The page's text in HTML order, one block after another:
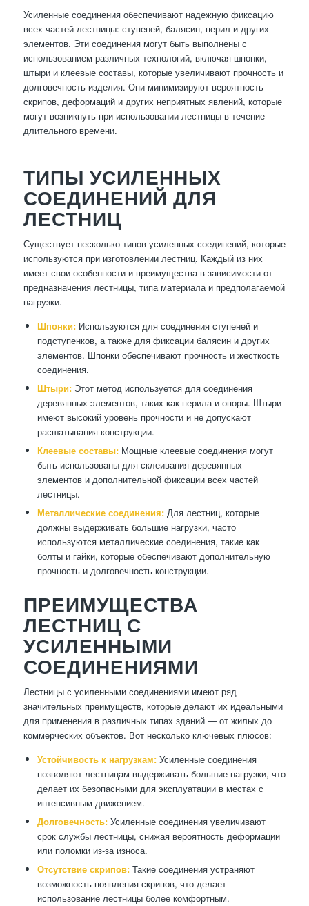
Усиленные соединения обеспечивают надежную фиксацию
всех частей лестницы: ступеней, балясин, перил и других
элементов. Эти соединения могут быть выполнены с
использованием различных технологий, включая шпонки,
штыри и клеевые составы, которые увеличивают прочность и
долговечность изделия. Они минимизируют вероятность
скрипов, деформаций и других неприятных явлений, которые
могут возникнуть при использовании лестницы в течение
длительного времени.
ТИПЫ УСИЛЕННЫХ
СОЕДИНЕНИЙ ДЛЯ
ЛЕСТНИЦ
Существует несколько типов усиленных соединений, которые
используются при изготовлении лестниц. Каждый из них
имеет свои особенности и преимущества в зависимости от
предназначения лестницы, типа материала и предполагаемой
нагрузки.
Шпонки:Используются для соединения ступеней и
подступенков, а также для фиксации балясин и других
элементов. Шпонки обеспечивают прочность и жесткость
соединения.
Штыри:Этот метод используется для соединения
деревянных элементов, таких как перила и опоры. Штыри
имеют высокий уровень прочности и не допускают
расшатывания конструкции.
Клеевые составы:Мощные клеевые соединения могут
быть использованы для склеивания деревянных
элементов и дополнительной фиксации всех частей
лестницы.
Металлические соединения:Для лестниц, которые
должны выдерживать большие нагрузки, часто
используются металлические соединения, такие как
болты и гайки, которые обеспечивают дополнительную
прочность и долговечность конструкции.
ПРЕИМУЩЕСТВА
ЛЕСТНИЦ С
УСИЛЕННЫМИ
СОЕДИНЕНИЯМИ
Лестницы с усиленными соединениями имеют ряд
значительных преимуществ, которые делают их идеальными
для применения в различных типах зданий — от жилых до
коммерческих объектов. Вот несколько ключевых плюсов:
Устойчивость к нагрузкам:Усиленные соединения
позволяют лестницам выдерживать большие нагрузки, что
делает их безопасными для эксплуатации в местах с
интенсивным движением.
Долговечность:Усиленные соединения увеличивают
срок службы лестницы, снижая вероятность деформации
или поломки из-за износа.
Отсутствие скрипов:Такие соединения устраняют
возможность появления скрипов, что делает
использование лестницы более комфортным.